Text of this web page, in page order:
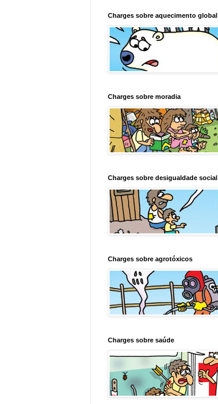
Charges sobre aquecimento global
Charges sobre moradia
Charges sobre desigualdade social
Charges sobre agrotóxicos
Charges sobre saúde